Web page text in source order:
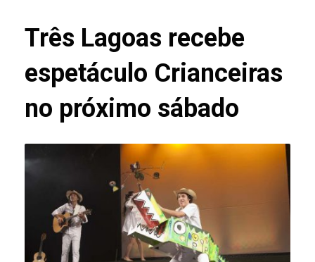
Três Lagoas recebe
espetáculo Crianceiras
no próximo sábado